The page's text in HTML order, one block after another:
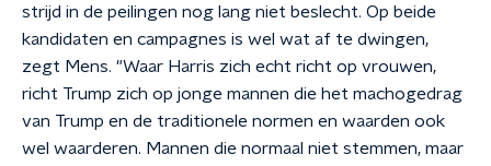
strijd in de peilingen nog lang niet beslecht. Op beide
kandidaten en campagnes is wel wat af te dwingen,
zegt Mens. "Waar Harris zich echt richt op vrouwen,
richt Trump zich op jonge mannen die het machogedrag
van Trump en de traditionele normen en waarden ook
wel waarderen. Mannen die normaal niet stemmen, maar